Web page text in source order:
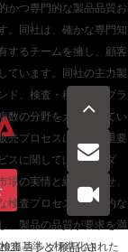
かつ専門的な製品品質お
。同社は、確かな専門知
するチームを擁し、顧客
ています。同社の主力製
ド、検査・積載監督ブラ
数の分野をカバーしてい
売プロセスにおいて重要
スに関しては、ヨシダ
の実情と組み合わせ、
検査プロセスと専門的な
、製品の品質が要求を満
査基準と標準化された
ヨシダ 検品All